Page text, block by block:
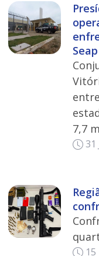
Seap
7,7
31